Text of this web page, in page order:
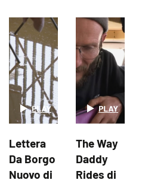
Lettera
Da Borgo
Nuovo di
The Way
Daddy
Rides di